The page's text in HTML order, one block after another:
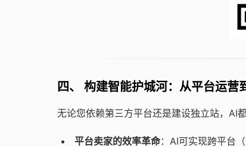
四、 构建智能护城河：从平台运营
无论您依赖第三方平台还是建设独立站，AI
平台卖家的效率革命：AI可实现跨平台